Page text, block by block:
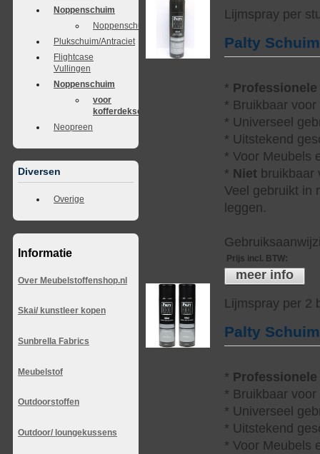
Noppenschuim
Noppenschuim
Plukschuim/Antraciet
Flightcase
Vullingen
Noppenschuim
voor
kofferdeksel
Neopreen
Diversen
Overige
Informatie
Over Meubelstoffenshop.nl
Skai/ kunstleer kopen
Sunbrella Fabrics
Meubelstof
Outdoorstoffen
Outdoor/ loungekussens
Lijmspray per
Palty
* Professionele
* Bruikbaar
* Universeel
* Uitstekend
* Voor Meubels
* Niet bruikbaar
Veel gebruikt in
leggen.
Prijs incl. BTW:
meer info
Lijmspray per 2
Palty
* Professionele
* Bruikbaar
* Universeel
* Uitstekend
* Voor Meubels